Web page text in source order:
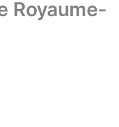
Royaume-